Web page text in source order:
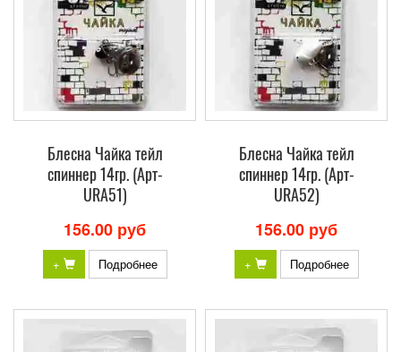
Блесна Чайка тейл
спиннер 14гр. (Арт-
URA51)
156.00 руб
+ Подробнее
Блесна Чайка тейл
спиннер 14гр. (Арт-
URA52)
156.00 руб
+ Подробнее